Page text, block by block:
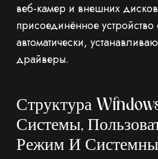
веб-камер и внешних
присоединённое
автоматически,
драйверы.
Структура
Системы,
Режим И